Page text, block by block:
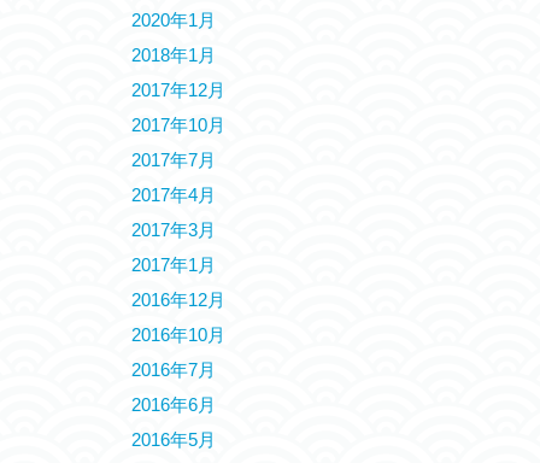
2020年1月
2018年1月
2017年12月
2017年10月
2017年7月
2017年4月
2017年3月
2017年1月
2016年12月
2016年10月
2016年7月
2016年6月
2016年5月